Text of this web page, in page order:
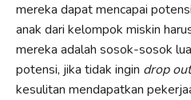
mereka dapat mencapai
anak dari kelompok miskin
mereka adalah sosok-sosok
potensi, jika tidak ingin drop out
kesulitan mendapatkan